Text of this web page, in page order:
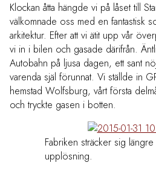
Klockan åtta hängde vi på låset till
välkomnade oss med en fantastisk
arkitektur. Efter att vi ätit upp vår
vi in i bilen och gasade därifrån.
Autobahn på ljusa dagen, ett sant
varenda själ förunnat. Vi ställde in
hemstad Wolfsburg, vårt första
och tryckte gasen i botten.
Fabriken sträcker sig
upplösning.